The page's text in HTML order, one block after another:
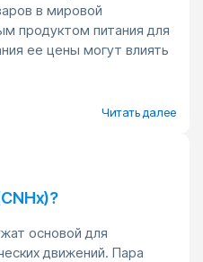
в мировой
продуктом питания для
ее цены могут влиять
Читать далее
основой для
движений. Пара